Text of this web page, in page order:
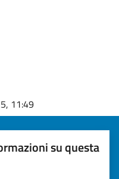
11:49
su questa